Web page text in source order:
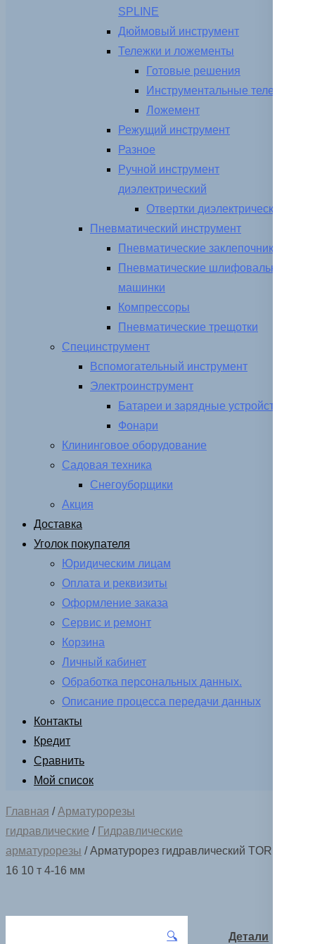
SPLINE
Дюймовый инструмент
Тележки и ложементы
Готовые решения
Инструментальные тележки
Ложемент
Режущий инструмент
Разное
Ручной инструмент
диэлектрический
Отвертки диэлектрические
Пневматический инструмент
Пневматические заклепочники
Пневматические шлифовальные
машинки
Компрессоры
Пневматические трещотки
Специнструмент
Вспомогательный инструмент
Электроинструмент
Батареи и зарядные устройства
Фонари
Клининговое оборудование
Садовая техника
Снегоуборщики
Акция
Доставка
Уголок покупателя
Юридическим лицам
Оплата и реквизиты
Оформление заказа
Сервис и ремонт
Корзина
Личный кабинет
Обработка персональных данных.
Описание процесса передачи данных
Контакты
Кредит
Сравнить
Мой список
Главная /Арматурорезы
гидравлические / Гидравлические
арматурорезы / Арматурорез гидравлический TOR HHG-
16 10 т 4-16 мм
🔍 Детали